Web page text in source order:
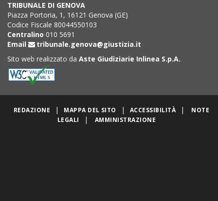
TRIBUNALE DI GENOVA
Piazza Portoria, 1, 16121 Genova (GE)
Codice Fiscale 80044550103
Centralino 010 5691
Email
tribunale.genova@giustizia.it
Sito web realizzato da Aste Giudiziarie Inlinea S.p.A.
REDAZIONE | MAPPA DEL SITO | ACCESSIBILITÀ |
NOTE
LEGALI
| AMMINISTRAZIONE